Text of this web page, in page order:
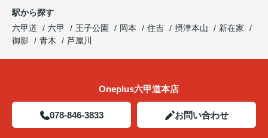
駅から探す
六甲道
六甲 王子公園 岡本 住吉 摂津本山
新在家
御影
青木 芦屋川
Oneplus六甲道本店
078-846-3833 お問い合わせ